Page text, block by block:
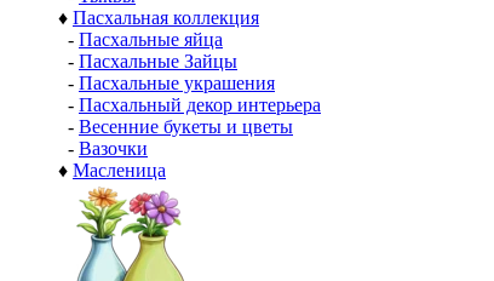
♦ Пасхальная коллекция
- Пасхальные яйца
- Пасхальные Зайцы
- Пасхальные украшения
- Пасхальный декор интерьера
- Весенние букеты и цветы
- Вазочки
♦ Масленица